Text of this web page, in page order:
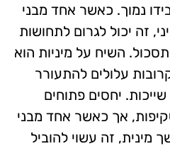
נמוך. כאשר אחד מבני
זה יכול לגרום לתחושות
השיח על מיניות הוא
עלולים להתעורר
יחסים פתוחים
אך כאשר אחד מבני
מינית, זה עשוי להוביל